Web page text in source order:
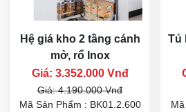
Hệ giá kho 2 tầng cánh
mở, rổ Inox
Giá: 3.352.000 Vnđ
Giá: 4.190.000 Vnđ
Mã Sản Phẩm : BK01.2.600
Tủ